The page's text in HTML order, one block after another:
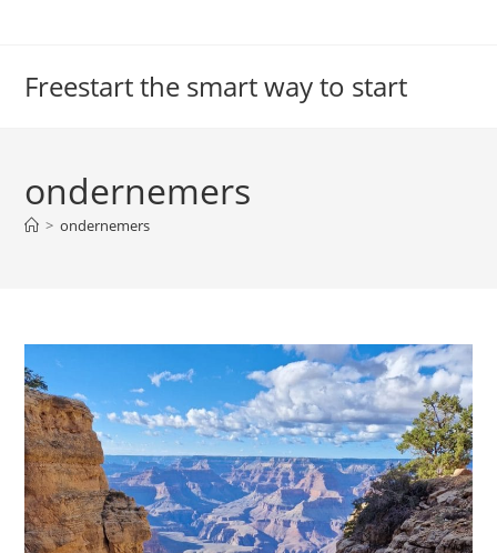
Freestart the smart way to start
ondernemers
> ondernemers